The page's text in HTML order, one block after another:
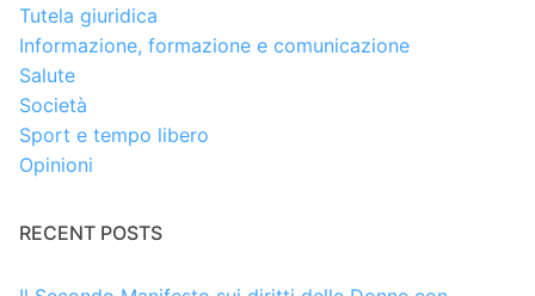
Tutela giuridica
Informazione, formazione e comunicazione
Salute
Società
Sport e tempo libero
Opinioni
RECENT POSTS